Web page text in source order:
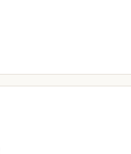
10,87